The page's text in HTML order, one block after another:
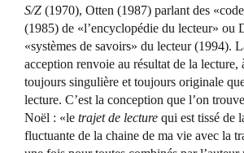
S/Z (1970), Otten (1987) parlant des
(1985) de «l’encyclopédie du lecteur» ou
«systèmes de savoirs» du lecteur (1994).
acception renvoie au résultat de la lecture,
toujours singulière et toujours originale
lecture. C’est la conception que l’on
Noël : «le trajet de lecture qui est tissé de
fluctuante de la chaine de ma vie avec la